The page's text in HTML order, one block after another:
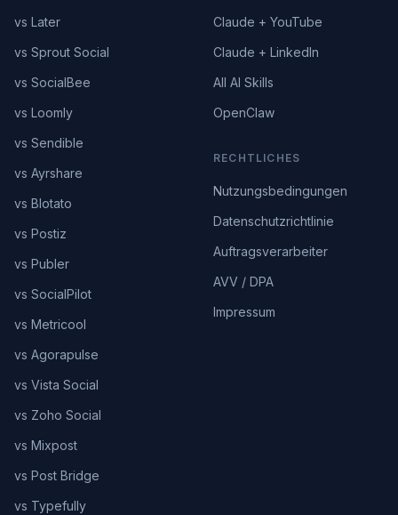
vs Later
vs Sprout Social
vs SocialBee
vs Loomly
vs Sendible
vs Ayrshare
vs Blotato
vs Postiz
vs Publer
vs SocialPilot
vs Metricool
vs Agorapulse
vs Vista Social
vs Zoho Social
vs Mixpost
vs Post Bridge
vs Typefully
Claude + YouTube
Claude + LinkedIn
All AI Skills
OpenClaw
RECHTLICHES
Nutzungsbedingungen
Datenschutzrichtlinie
Auftragsverarbeiter
AVV / DPA
Impressum